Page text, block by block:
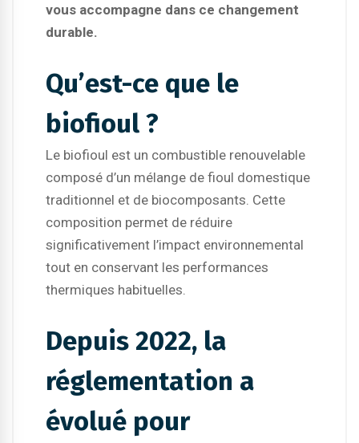
vous accompagne dans ce changement
durable.
Qu’est-ce que le
biofioul ?
Le biofioul est un combustible renouvelable
composé d’un mélange de fioul domestique
traditionnel et de biocomposants. Cette
composition permet de réduire
significativement l’impact environnemental
tout en conservant les performances
thermiques habituelles.
Depuis 2022, la
réglementation a
évolué pour